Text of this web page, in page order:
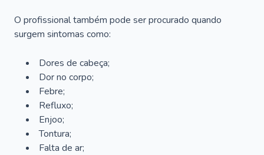
O profissional também pode ser procurado quando
surgem sintomas como:
Dores de cabeça;
Dor no corpo;
Febre;
Refluxo;
Enjoo;
Tontura;
Falta de ar;